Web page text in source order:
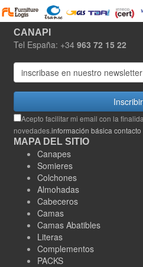
CANAPI
Tel España: +34 963 72 15 22
Acepto facilitar mi email con la
novedades.información básica contacto
MAPA DEL SITIO
Canapes
Somieres
Colchones
Almohadas
Cabeceros
Camas
Camas Abatibles
Literas
Complementos
PACKS